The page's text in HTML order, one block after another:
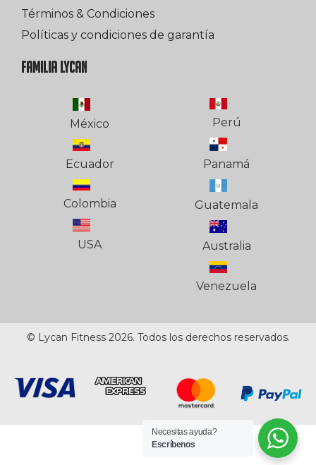
Términos & Condiciones
Políticas y condiciones de garantía
FAMILIA LYCAN
México
Ecuador
Colombia
USA
Perú
Panamá
Guatemala
Australia
Venezuela
© Lycan Fitness 2026. Todos los derechos reservados.
Necesitas ayuda?
Escríbenos